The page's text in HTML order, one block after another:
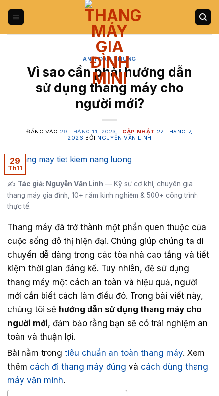
qua
AN TOÀN CHUNG
Vì sao cần phải hướng dẫn
sử dụng thang máy cho
người mới?
ĐĂNG VÀO 29 THÁNG 11, 2023
27 THÁNG 7,
2026 BỞI NGUYỄN VĂN LINH
29
Th11
✍️ Tác giả: Nguyễn Văn Linh — Kỹ sư cơ khí, chuyên gia
thang máy gia đình, 10+ năm kinh nghiệm & 500+ công trình
thực tế.
Thang máy đã trở thành một phần quen thuộc của
cuộc sống đô thị hiện đại. Chúng giúp chúng ta di
chuyển dễ dàng trong các tòa nhà cao tầng và tiết
kiệm thời gian đáng kể. Tuy nhiên, để sử dụng
thang máy một cách an toàn và hiệu quả, người
mới cần biết cách làm điều đó. Trong bài viết này,
chúng tôi sẽ hướng dẫn sử dụng thang máy cho
người mới, đảm bảo rằng bạn sẽ có trải nghiệm an
toàn và thuận lợi.
Bài nằm trong tiêu chuẩn an toàn thang máy. Xem
thêm cách đi thang máy đúng và cách dùng thang
máy văn minh.